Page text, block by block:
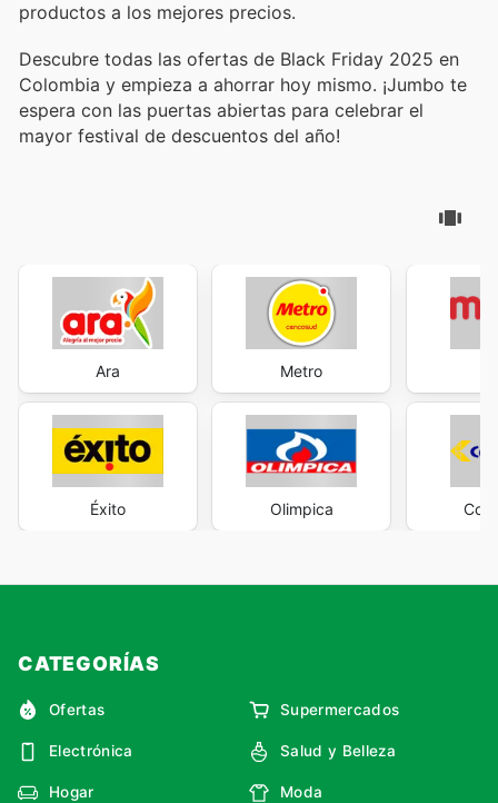
productos a los mejores precios.
Descubre todas las ofertas de Black Friday 2025 en
Colombia y empieza a ahorrar hoy mismo. ¡Jumbo te
espera con las puertas abiertas para celebrar el
mayor festival de descuentos del año!
Ara
Éxito
Metro
Olimpica
CATEGORÍAS
Ofertas Supermercados
Electrónica Salud y Belleza
Hogar Moda